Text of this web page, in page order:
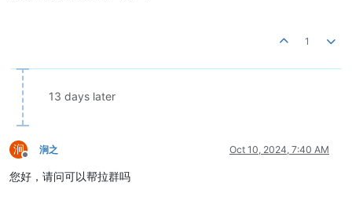
1
13 days later
涧
Offline
涧之 Oct 10, 2024, 7:40 AM
您好，请问可以帮拉群吗